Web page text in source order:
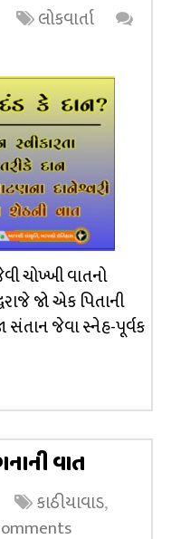
લોકવાર્તા
ચોખ્ખી વાતનો
જો એક પિતાની
સંતાન જેવા સ્નેહ-પૂર્વક
વાત
કાઠીયાવાડ,